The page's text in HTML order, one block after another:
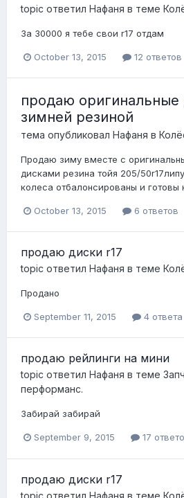
topic ответил Нафаня в теме
За 30000 я тебе свои r17 отдам
October 13, 2015 12 ответов
продаю оригинальные
зимней резиной
тема опубликовал Нафаня в
Продаю зиму вместе с
дисками резина тойя 205/
колеса отбалонсированы и готовы
October 13, 2015 6 ответов
продаю диски r17
topic ответил Нафаня в теме
Продано
September 11, 2015 4 ответа
продаю рейлинги на мини
topic ответил Нафаня в теме
перформанс.
Забирай забирай
September 9, 2015 17
продаю диски r17
topic ответил Нафаня в теме